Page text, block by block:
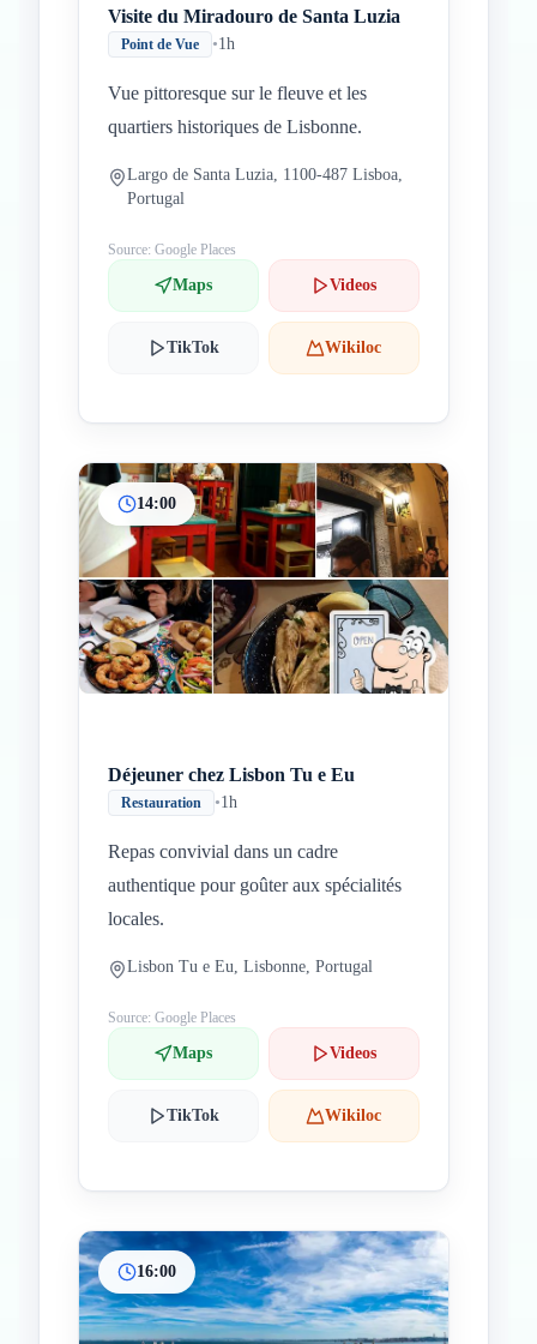
Visite du Miradouro de Santa Luzia
Point de Vue •1h
Vue pittoresque sur le fleuve et les
quartiers historiques de Lisbonne.
Largo de Santa Luzia, 1100-487 Lisboa,
Portugal
Source: Google Places
Maps Videos
TikTok Wikiloc
14:00
Déjeuner chez Lisbon Tu e Eu
Restauration •1h
Repas convivial dans un cadre
authentique pour goûter aux spécialités
locales.
Lisbon Tu e Eu, Lisbonne, Portugal
Source: Google Places
Maps Videos
TikTok Wikiloc
16:00